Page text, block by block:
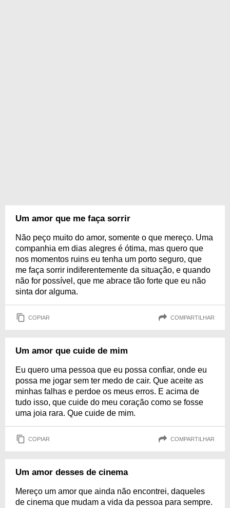
Um amor que me faça sorrir
Não peço muito do amor, somente o que mereço. Uma
companhia em dias alegres é ótima, mas quero que
nos momentos ruins eu tenha um porto seguro, que
me faça sorrir indiferentemente da situação, e quando
não for possível, que me abrace tão forte que eu não
sinta dor alguma.
COPIAR COMPARTILHAR
Um amor que cuide de mim
Eu quero uma pessoa que eu possa confiar, onde eu
possa me jogar sem ter medo de cair. Que aceite as
minhas falhas e perdoe os meus erros. E acima de
tudo isso, que cuide do meu coração como se fosse
uma joia rara. Que cuide de mim.
COPIAR COMPARTILHAR
Um amor desses de cinema
Mereço um amor que ainda não encontrei, daqueles
de cinema que mudam a vida da pessoa para sempre.